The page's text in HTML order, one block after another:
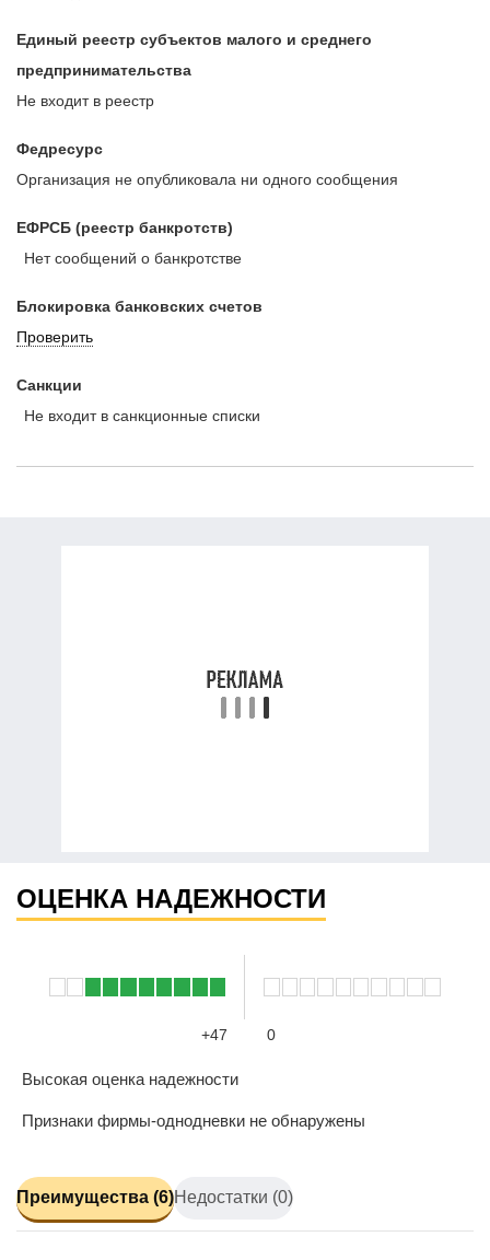
Единый реестр субъектов малого и среднего
предпринимательства
Не входит в реестр
Федресурс
Организация не опубликовала ни одного сообщения
ЕФРСБ (реестр банкротств)
Нет сообщений о банкротстве
Блокировка банковских счетов
Проверить
Санкции
Не входит в санкционные списки
ОЦЕНКА НАДЕЖНОСТИ
+47 0
Высокая оценка надежности
Признаки фирмы-однодневки не обнаружены
Преимущества (6)Недостатки (0)